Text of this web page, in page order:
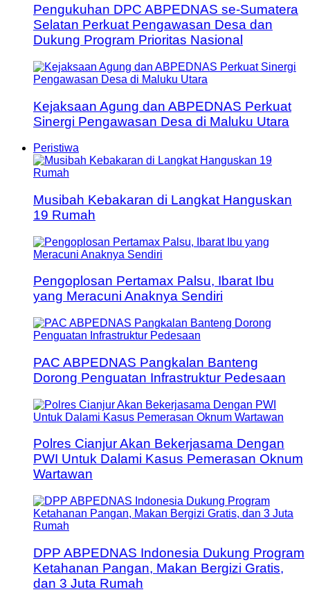
Pengukuhan DPC ABPEDNAS se-Sumatera
Selatan Perkuat Pengawasan Desa dan
Dukung Program Prioritas Nasional
Kejaksaan Agung dan ABPEDNAS Perkuat
Sinergi Pengawasan Desa di Maluku Utara
Peristiwa
Musibah Kebakaran di Langkat Hanguskan
19 Rumah
Pengoplosan Pertamax Palsu, Ibarat Ibu
yang Meracuni Anaknya Sendiri
PAC ABPEDNAS Pangkalan Banteng
Dorong Penguatan Infrastruktur Pedesaan
Polres Cianjur Akan Bekerjasama Dengan
PWI Untuk Dalami Kasus Pemerasan Oknum
Wartawan
DPP ABPEDNAS Indonesia Dukung Program
Ketahanan Pangan, Makan Bergizi Gratis,
dan 3 Juta Rumah